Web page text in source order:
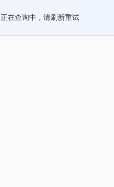
正在查询中，请刷新重试